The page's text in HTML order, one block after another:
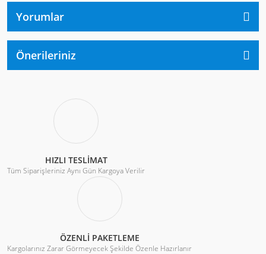
Yorumlar
Önerileriniz
HIZLI TESLİMAT
Tüm Siparişleriniz Aynı Gün Kargoya Verilir
ÖZENLİ PAKETLEME
Kargolarınız Zarar Görmeyecek Şekilde Özenle Hazırlanır